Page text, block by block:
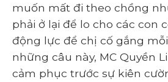
muốn mất đi theo chồng
phải ở lại để lo cho các con
động lực để chị cố gắng
những câu này, MC Quyền
cảm phục trước sự kiên